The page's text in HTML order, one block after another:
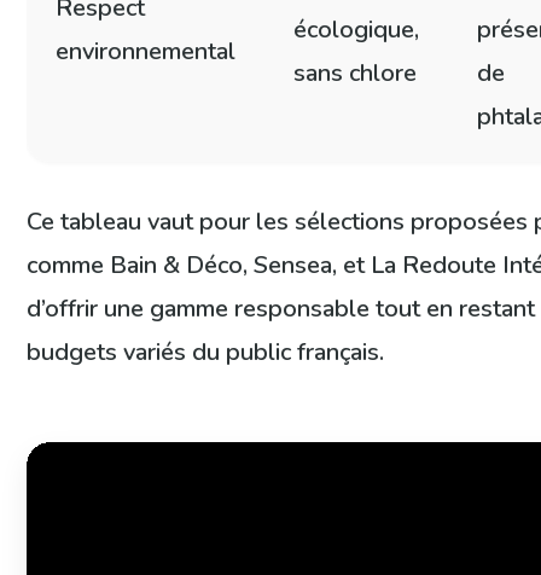
Respect
environnemental
écologique,
sans chlore
de
Ce tableau vaut pour les sélections proposées
comme Bain & Déco, Sensea, et La Redoute
d’offrir une gamme responsable tout en
budgets variés du public français.